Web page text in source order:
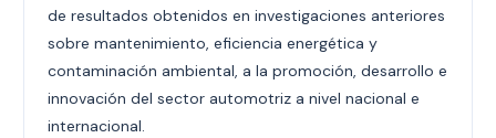
de resultados obtenidos en investigaciones anteriores
sobre mantenimiento, eficiencia energética y
contaminación ambiental, a la promoción, desarrollo e
innovación del sector automotriz a nivel nacional e
internacional.